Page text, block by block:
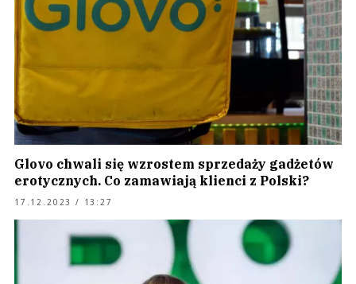
Glovo chwali się wzrostem sprzedaży gadżetów
erotycznych. Co zamawiają klienci z Polski?
17.12.2023 / 13:27